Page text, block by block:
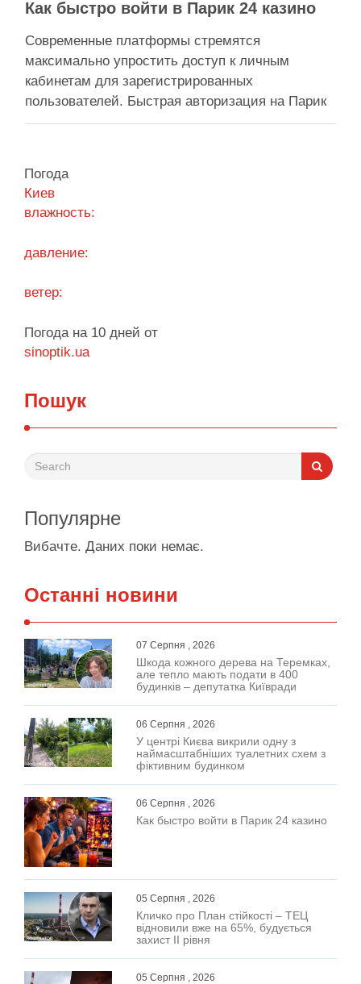
Как быстро войти в Парик 24 казино
Современные платформы стремятся
максимально упростить доступ к личным
кабинетам для зарегистрированных
пользователей. Быстрая авторизация на Парик
24 казино позволяет клиентам мгновенно
система авторизации надежно защищает
персональные данные, сохраняя высокую
Погода
Киев
влажность:
давление:
ветер:
Погода на 10 дней от
sinoptik.ua
Пошук
Популярне
Вибачте. Даних поки немає.
Останні новини
07 Серпня , 2026
Шкода кожного дерева на Теремках,
але тепло мають подати в 400
будинків – депутатка Київради
06 Серпня , 2026
У центрі Києва викрили одну з
наймасштабніших туалетних схем з
фіктивним будинком
06 Серпня , 2026
Как быстро войти в Парик 24 казино
05 Серпня , 2026
Кличко про План стійкості – ТЕЦ
відновили вже на 65%, будується
захист ІІ рівня
05 Серпня , 2026